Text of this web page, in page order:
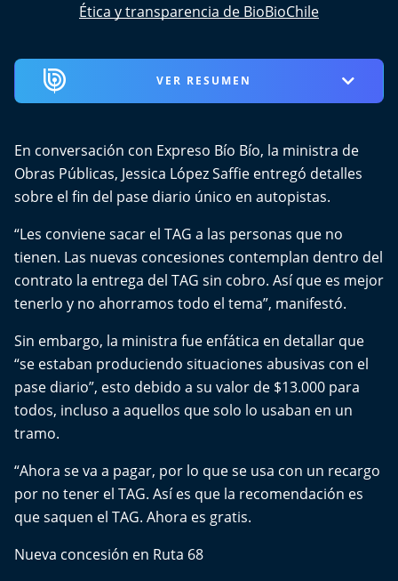
Tu Mereces Ser Feliz
Cultura y Espectáculos
Del Fin del Mundo
Deportes
Conexión Digital
La Ruta del Pulsar
Psicología Abierta
Impacto Tecnológico
Sesiones Dieciocheras
Expreso PM
Conecta Vida
Ética y transparencia de BioBioChile
VER RESUMEN
En conversación con Expreso Bío Bío, la ministra de
Obras Públicas, Jessica López Saffie entregó detalles
sobre el fin del pase diario único en autopistas.
“Les conviene sacar el TAG a las personas que no
tienen. Las nuevas concesiones contemplan dentro del
contrato la entrega del TAG sin cobro. Así que es mejor
tenerlo y no ahorramos todo el tema”, manifestó.
Sin embargo, la ministra fue enfática en detallar que
“se estaban produciendo situaciones abusivas con el
pase diario”, esto debido a su valor de $13.000 para
todos, incluso a aquellos que solo lo usaban en un
tramo.
“Ahora se va a pagar, por lo que se usa con un recargo
por no tener el TAG. Así es que la recomendación es
que saquen el TAG. Ahora es gratis.
Nueva concesión en Ruta 68